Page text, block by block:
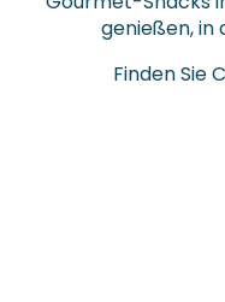
genießen, in
Finden Sie